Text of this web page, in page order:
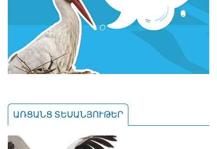
ԱՌՑԱՆՑ ՏԵՍԱՆՅՈՒԹԵՐ